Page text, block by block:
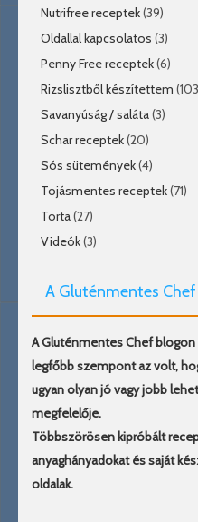
Nutrifree receptek(39)
Oldallal kapcsolatos (3)
Penny Free receptek(6)
Rizslisztből készítettem
Savanyúság / saláta(3)
Schar receptek(20)
Sós sütemények(4)
Tojásmentes receptek(71)
Torta(27)
Videók(3)
A Gluténmentes
A Gluténmentes Chef
legfőbb szempont az volt,
ugyan olyan jó vagy jobb
megfelelője.
Többszörösen kipróbált
anyaghányadokat és saját
oldalak.